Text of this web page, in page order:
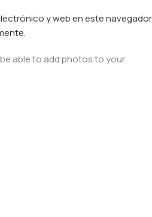
y web en este navegador
able to add photos to your